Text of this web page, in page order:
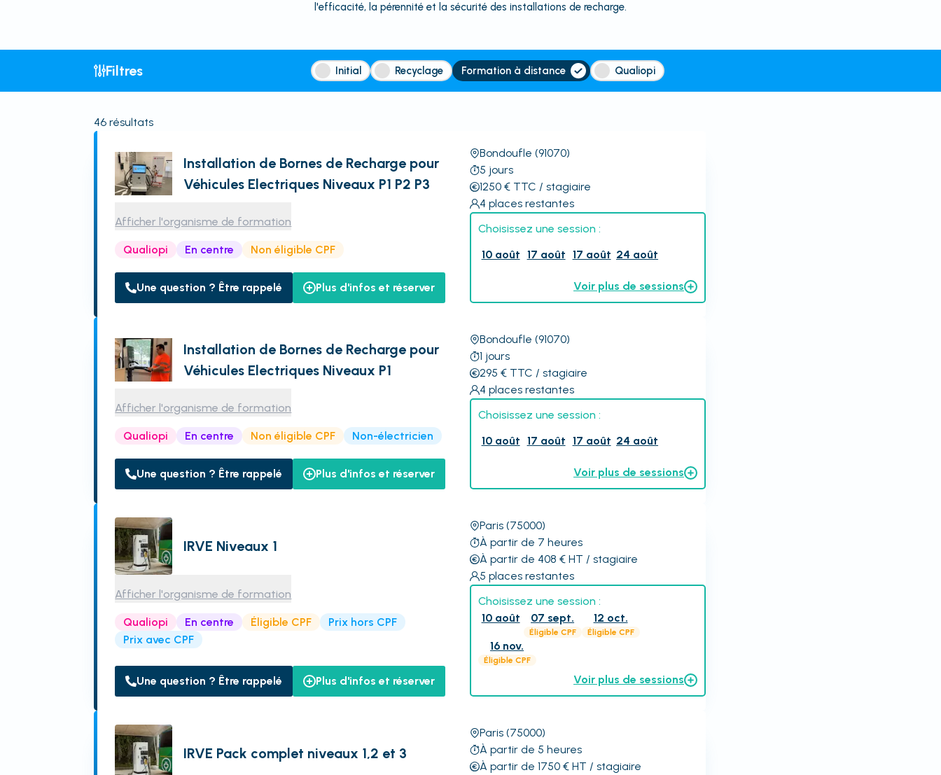
l'efficacité, la pérennité et la sécurité des installations de recharge.
Filtres Initial Recyclage Formation à distance Qualiopi
46 résultats
Installation de Bornes de Recharge pour
Véhicules Electriques Niveaux P1 P2 P3
Afficher l'organisme de formation
Qualiopi En centre Non éligible CPF
Une question ? Être rappelé Plus d'infos et réserver
Bondoufle (91070)
5 jours
1250€ TTC / stagiaire
4 places restantes
Choisissez une session :
10 août 17 août 17 août 24 août
Voir plus de sessions
Installation de Bornes de Recharge pour
Véhicules Electriques Niveaux P1
Afficher l'organisme de formation
Qualiopi En centre Non éligible CPF Non-électricien
Une question ? Être rappelé Plus d'infos et réserver
Bondoufle (91070)
1 jours
295 € TTC / stagiaire
4 places restantes
Choisissez une session :
10 août 17 août 17 août 24 août
Voir plus de sessions
IRVE Niveaux 1
Afficher l'organisme de formation
Qualiopi En centre Éligible CPF
Prix hors CPF
Prix avec CPF
Une question ? Être rappelé Plus d'infos et réserver
Paris (75000)
À partir de 7 heures
À partir de 408 € HT / stagiaire
5 places restantes
Choisissez une session :
10 août
07 sept.
Éligible CPF
12 oct.
Éligible CPF
16 nov.
Éligible CPF
Voir plus de sessions
IRVE Pack complet niveaux 1,2 et 3
Paris (75000)
À partir de 5 heures
À partir de 1750€ HT / stagiaire